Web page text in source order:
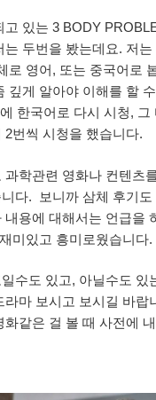
고 있는 3 BODY
는 두번을 봤는데요. 저는
로 영어, 또는 중국어로
깊게 알아야 이해를 할
한국어로 다시 시청, 그
2번씩 시청을 했습니다.
과학관련 영화나 컨텐츠
다. 보니까 삼체 후기
내용에 대해서는 언급을
미있고 흥미로웠습니다.
수도 있고, 아닐수도 있
라마 보시고 보시길 바랍
화같은 걸 볼 때 사전에